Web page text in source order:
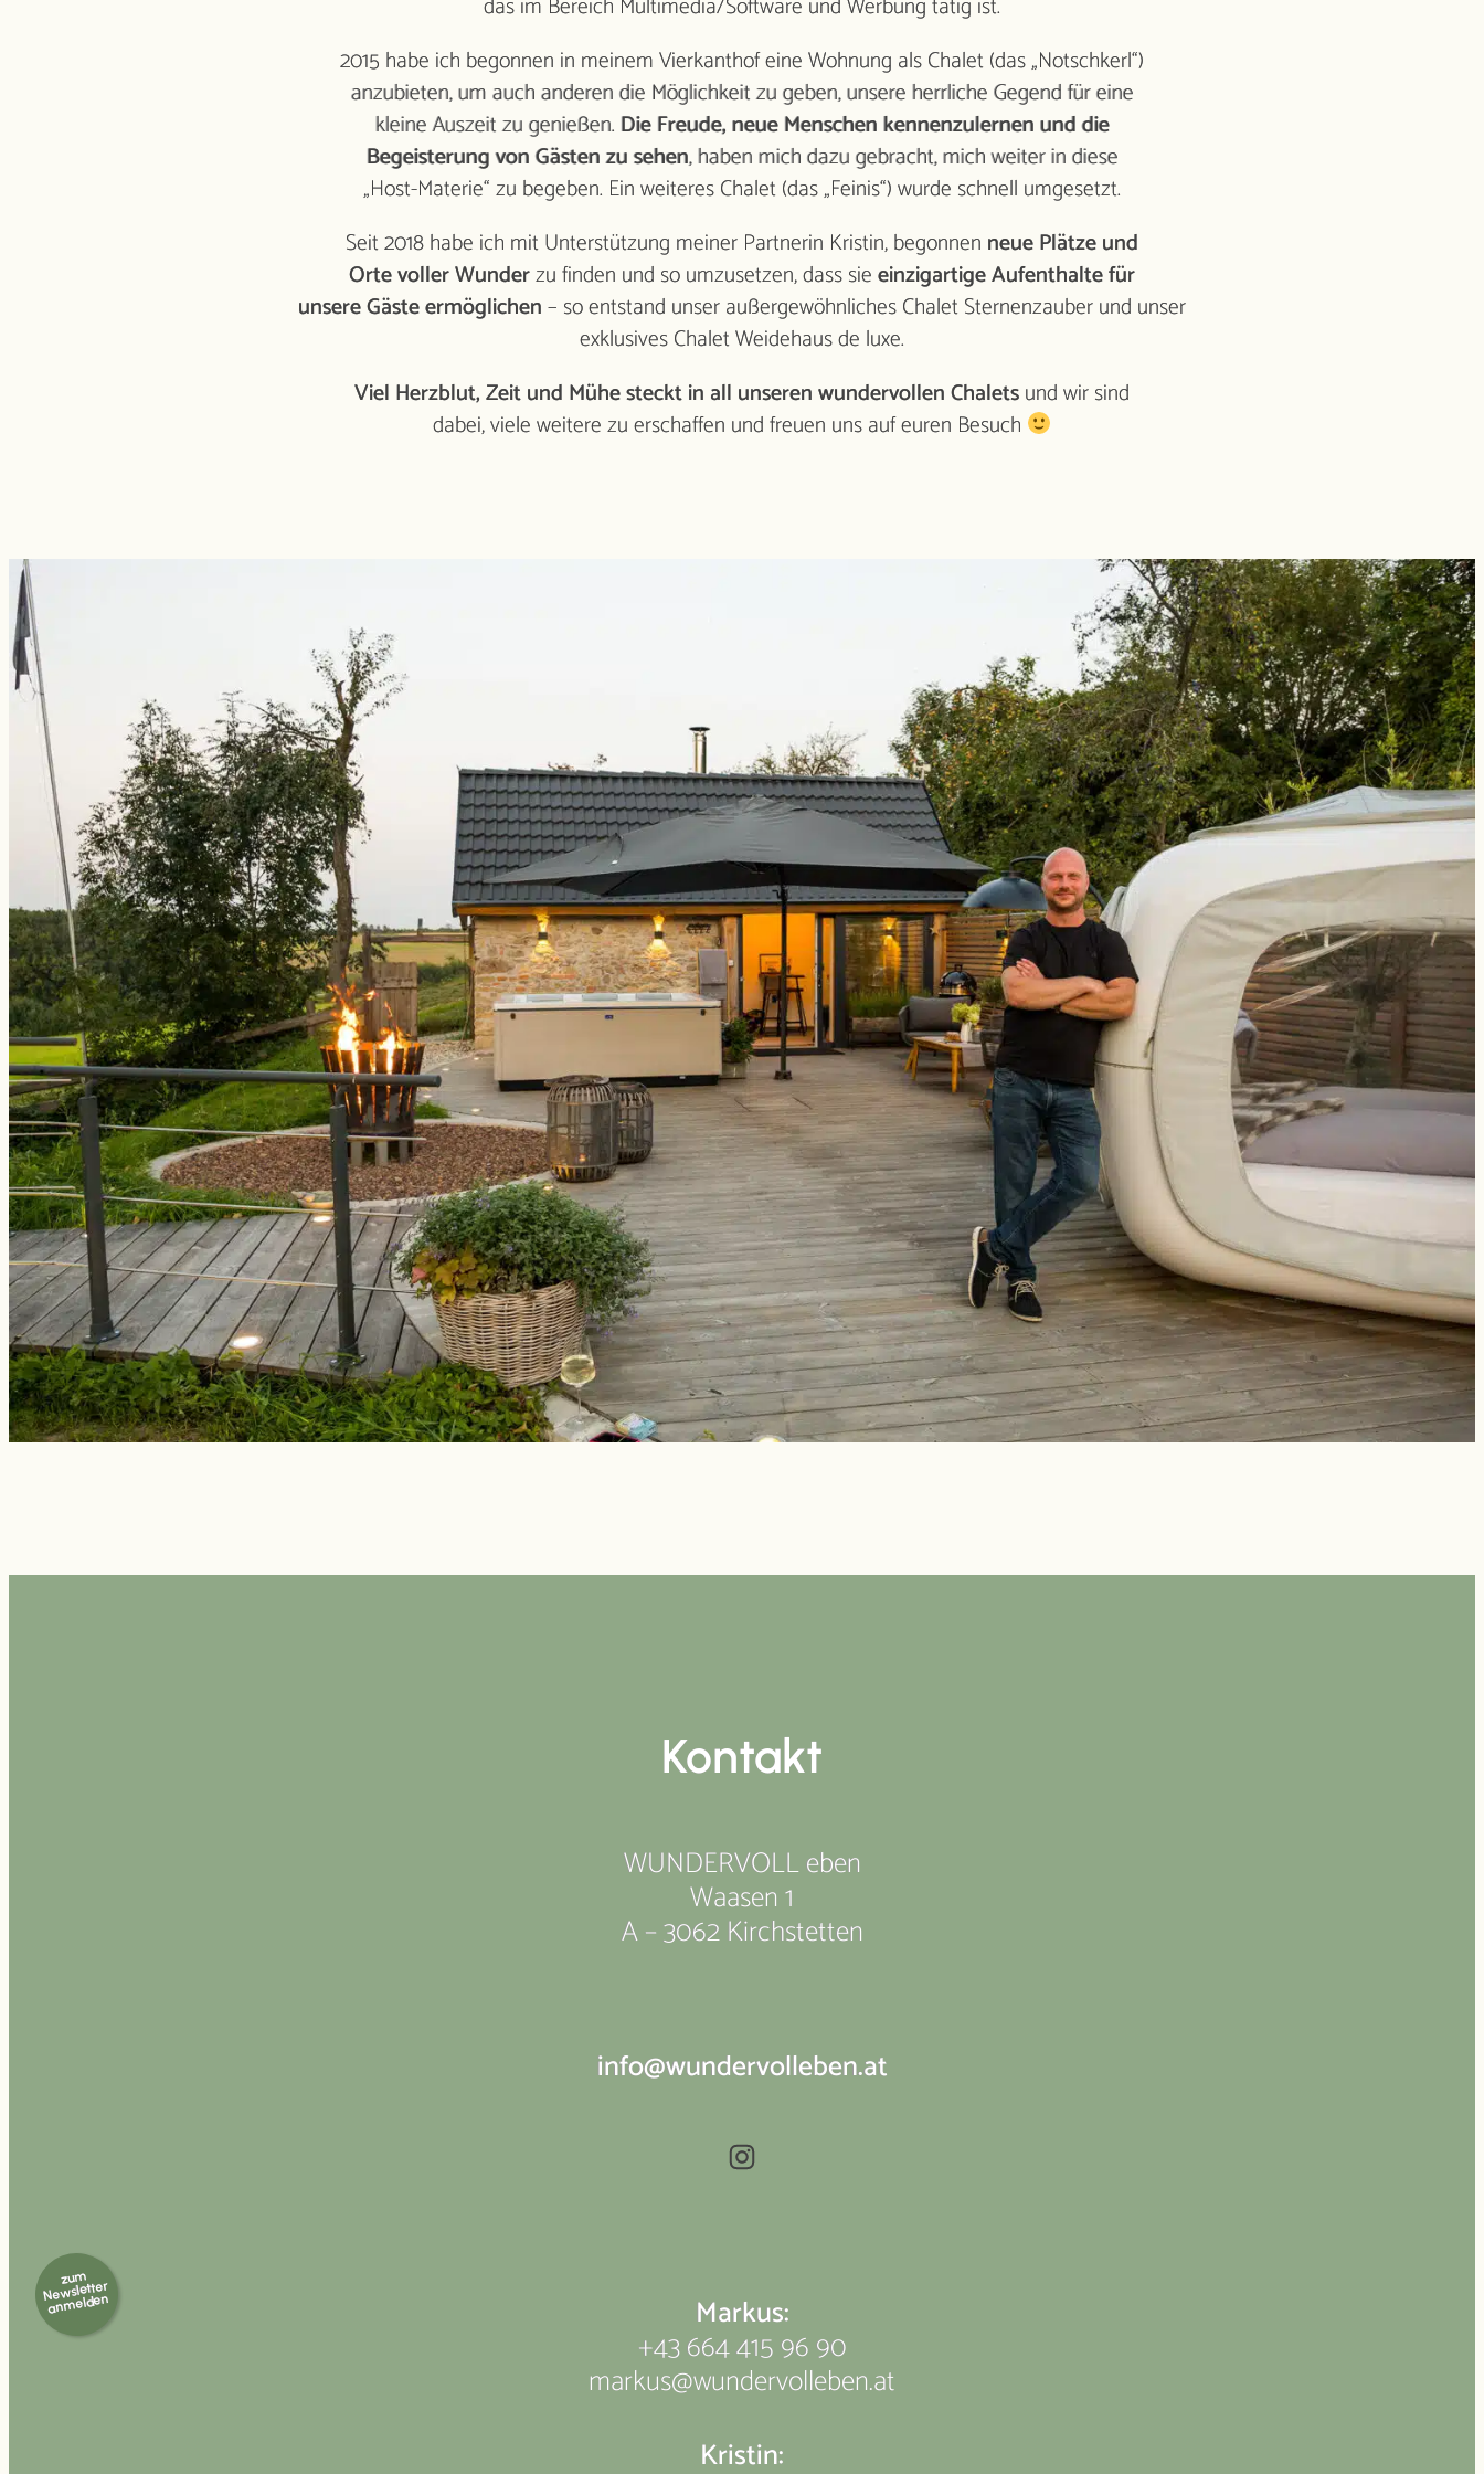
Auszeit de
luxe
Wundervolle
CHALETS
„de luxe“
Luxus-
Chalets
&
Whirlpool
buchen anfragen
2015 habe ich begonnen in meinem Vierkanthof eine Wohnung als Chalet (das „Notschkerl“)
anzubieten, um auch anderen die Möglichkeit zu geben, unsere herrliche Gegend für eine
kleine Auszeit zu genießen. Die Freude, neue Menschen kennenzulernen und die
Begeisterung von Gästen zu sehen, haben mich dazu gebracht, mich weiter in diese
„Host-Materie“ zu begeben. Ein weiteres Chalet (das „Feinis“) wurde schnell umgesetzt.
Seit 2018 habe ich mit Unterstützung meiner Partnerin Kristin, begonnen neue Plätze und
Orte voller Wunderzu finden und so umzusetzen, dass sieeinzigartige Aufenthalte für
unsere Gäste ermöglichen– so entstand unser außergewöhnliches Chalet Sternenzauber und unser
exklusives Chalet Weidehaus de luxe.
Viel Herzblut, Zeit und Mühe steckt in all unseren wundervollen Chaletsund wir sind
dabei, viele weitere zu erschaffen und freuen uns auf euren Besuch
Kontakt
WUNDERVOLL eben
Waasen 1
A – 3062 Kirchstetten
info@wundervolleben.at
Instagram
Markus:
+43 664 415 96 90
markus@wundervolleben.at
Kristin:
zum
Newsletter
anmelden